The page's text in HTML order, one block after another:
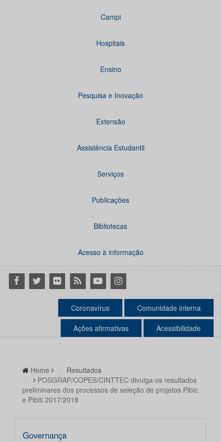
Campi
Hospitais
Ensino
Pesquisa e Inovação
Extensão
Assistência Estudantil
Serviços
Publicações
Bibliotecas
Acesso à informação
Facebook
Twitter Flickr RSS YoutubeInstagram
Coronavírus Comunidade interna
Ações afirmativas Acessibilidade
Home
Resultados
POSGRAP/COPES/CINTTEC divulga os resultados
preliminares dos processos de seleção de projetos Pibic
e Pibiti 2017/2018
Governança